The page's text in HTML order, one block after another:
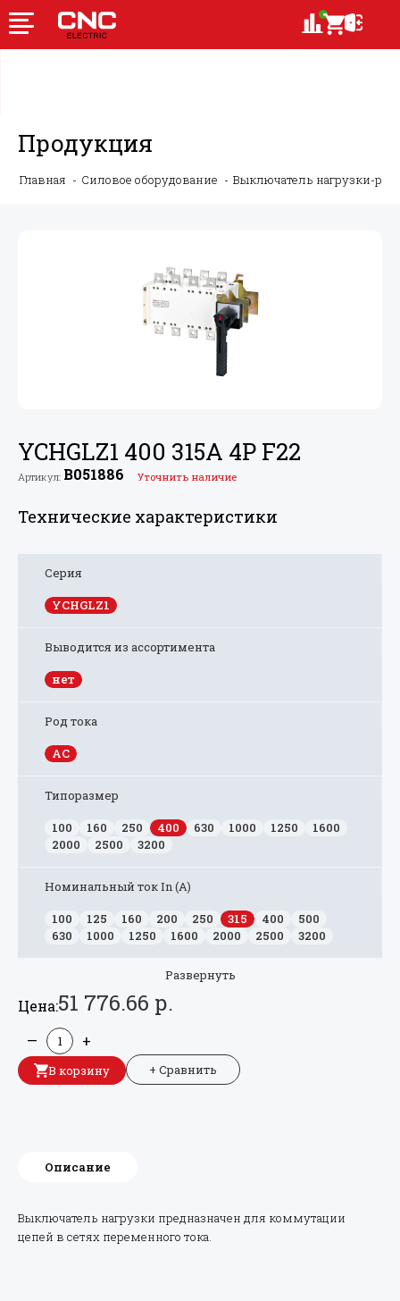
Продукция
Главная Силовое оборудование Выключатель нагрузки-
YCHGLZ1 400 315A 4P F22
Артикул: B051886 Уточнить наличие
Технические характеристики
Развернуть
Серия
YCHGLZ1
Выводится из ассортимента
нет
Род тока
AC
Типоразмер
100
160 250 400 630 1000 1250
1600
2000
2500 3200
Номинальный ток In (А)
100
125 160 200 250 315 400
500
630
1000 1250 1600 2000 2500 3200
Цена:51 776.66 р.
— +
В корзину + Сравнить
Описание
Выключатель нагрузки предназначен для коммутации
цепей в сетях переменного тока.